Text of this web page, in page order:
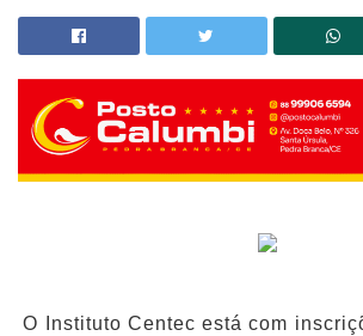
O Instituto Centec está com